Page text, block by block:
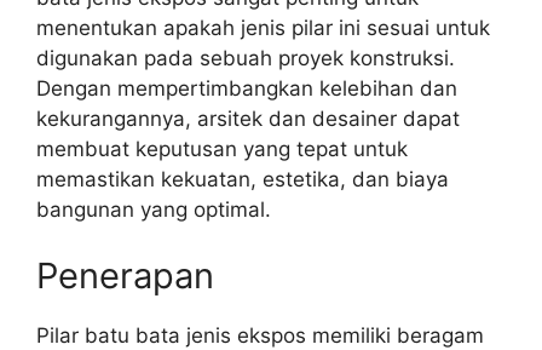
menentukan apakah jenis pilar ini sesuai untuk
digunakan pada sebuah proyek konstruksi.
Dengan mempertimbangkan kelebihan dan
kekurangannya, arsitek dan desainer dapat
membuat keputusan yang tepat untuk
memastikan kekuatan, estetika, dan biaya
bangunan yang optimal.
Penerapan
Pilar batu bata jenis ekspos memiliki beragam